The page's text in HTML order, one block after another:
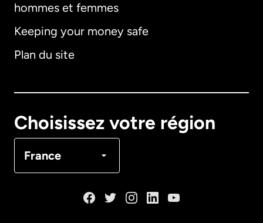
hommes et femmes
Keeping your money safe
Plan du site
Choisissez votre région
France
Allemagne
Français